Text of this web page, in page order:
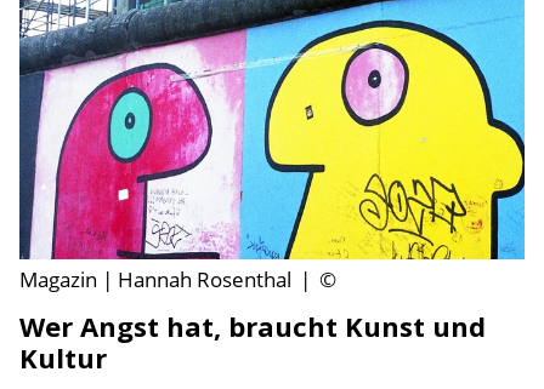
Magazin | Hannah Rosenthal | ©
Wer Angst hat, braucht Kunst und
Kultur